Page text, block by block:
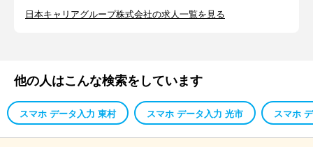
日本キャリアグループ株式会社の求人一覧を見る
他の人はこんな検索をしています
スマホ データ入力 東村 スマホ データ入力 光市 スマホ